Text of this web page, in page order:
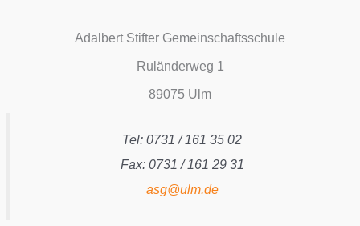
Adalbert Stifter Gemeinschaftsschule
Ruländerweg 1
89075 Ulm
Tel: 0731 / 161 35 02
Fax: 0731 / 161 29 31
asg@ulm.de